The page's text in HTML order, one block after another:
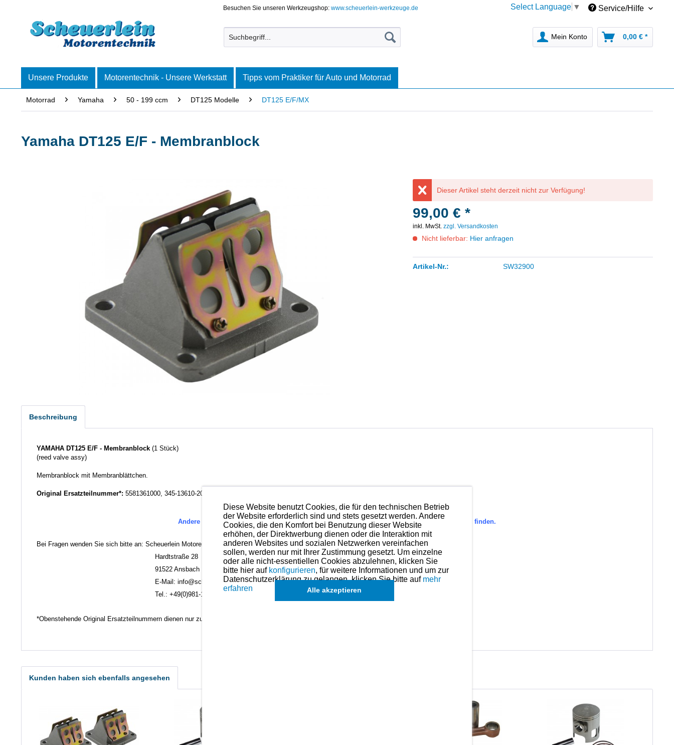
Besuchen Sie unseren Werkzeugshop:www.scheuerlein-werkzeuge.de Select Language ▼ Service/Hilfe
Mein Konto 0,00 € *
Unsere Produkte Motorentechnik - Unsere Werkstatt Tipps vom Praktiker für Auto und Motorrad
Motorrad Yamaha 50 - 199 ccm DT125 Modelle DT125 E/F/MX
Yamaha DT125 E/F - Membranblock
Dieser Artikel steht derzeit nicht zur Verfügung!
99,00 € *
inkl. MwSt.zzgl. Versandkosten
Nicht lieferbar: Hier anfragen
Artikel-Nr.: SW32900
Beschreibung
YAMAHA DT125 E/F - Membranblock (1 Stück)
(reed valve assy)
Membranblock mit Membranblättchen.
Original Ersatzteilnummer*: 5581361000, 345-13610-20-00, 345-13610-70-00
Andere Ersatzteile für dieses Modell sind (falls vorhanden) in der übergeordneten Kategorie zu finden.
Bei Fragen wenden Sie sich bitte an: Scheuerlein Motorentechnik
Hardtstraße 28
91522 Ansbach
E-Mail: info@scheuerlein.de
Tel.: +49(0)981-17554
*Obenstehende Original Ersatzteilnummern dienen nur zu Vergleichszwecken.
Kunden haben sich ebenfalls angesehen
Diese Website benutzt Cookies, die für den technischen Betrieb
der Website erforderlich sind und stets gesetzt werden. Andere
Cookies, die den Komfort bei Benutzung dieser Website
erhöhen, der Direktwerbung dienen oder die Interaktion mit
anderen Websites und sozialen Netzwerken vereinfachen
sollen, werden nur mit Ihrer Zustimmung gesetzt. Um einzelne
oder alle nicht-essentiellen Cookies abzulehnen, klicken Sie
bitte hier auf konfigurieren, für weitere Informationen und um zur
Datenschutzerklärung zu gelangen, klicken Sie bitte auf mehr
erfahren
Alle akzeptieren